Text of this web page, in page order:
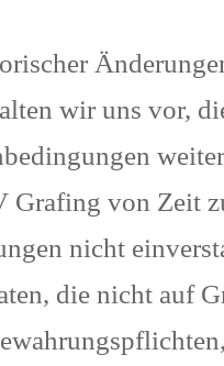
wir uns vor,
Grafing von Zeit
nicht
die nicht auf